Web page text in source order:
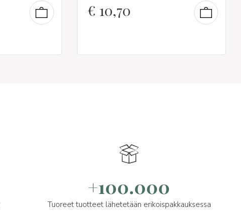
€ 10,70
+100.000
Tuoreet tuotteet lähetetään erikoispakkauksessa